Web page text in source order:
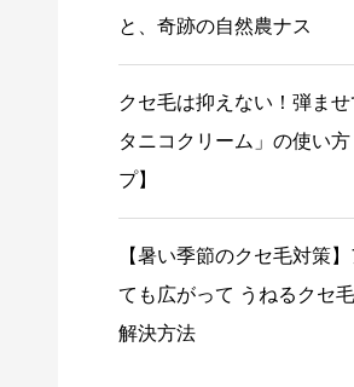
と、奇跡の自然農ナス
クセ毛は抑えない！弾ませ
タニコクリーム」の使い
プ】
【暑い季節のクセ毛対策
ても広がって うねるクセ
解決方法